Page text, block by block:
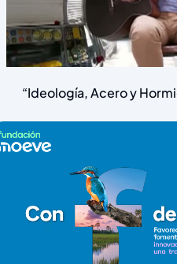
“Ideología, Acero y